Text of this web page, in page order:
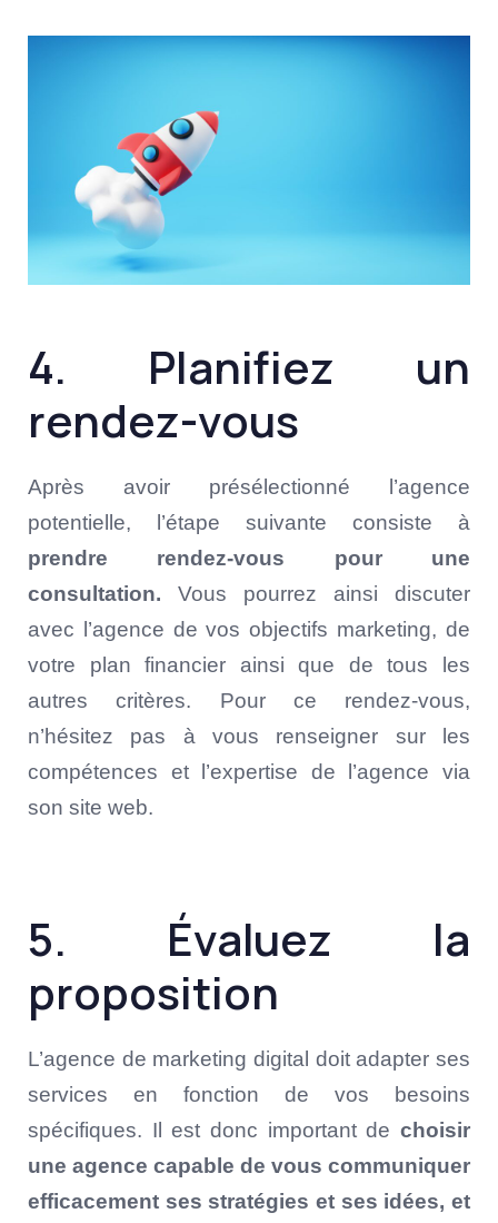
4. Planifiez un
rendez-vous
Après avoir présélectionné l’agence
potentielle, l’étape suivante consiste à
prendre rendez-vous pour une
consultation. Vous pourrez ainsi discuter
avec l’agence de vos objectifs marketing, de
votre plan financier ainsi que de tous les
autres critères. Pour ce rendez-vous,
n’hésitez pas à vous renseigner sur les
compétences et l’expertise de l’agence via
son site web.
5. Évaluez la
proposition
L’agence de marketing digital doit adapter ses
services en fonction de vos besoins
spécifiques. Il est donc important de choisir
une agence capable de vous communiquer
efficacement ses stratégies et ses idées, et